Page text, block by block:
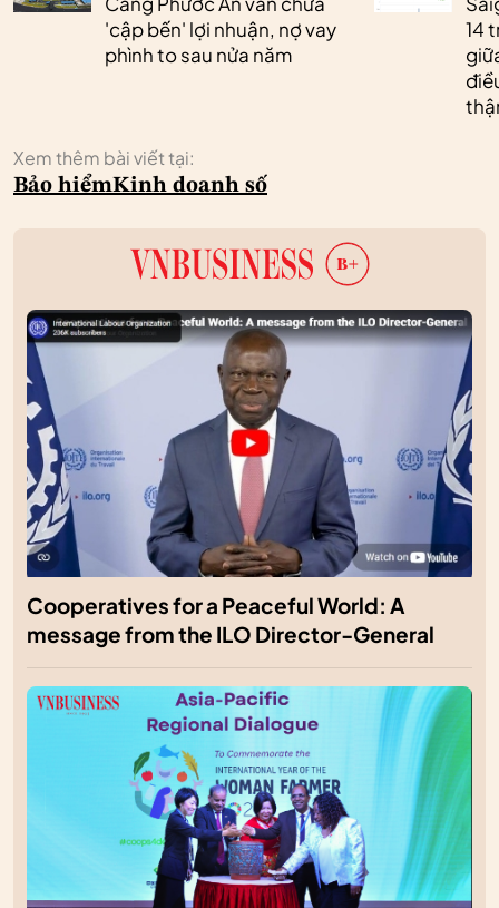
'cập bến' lợi nhuận, nợ vay
phình to sau nửa năm
14
Xem thêm bài viết tại:
Bảo hiểmKinh doanh số
Cooperatives for a Peaceful World: A
message from the ILO Director-General